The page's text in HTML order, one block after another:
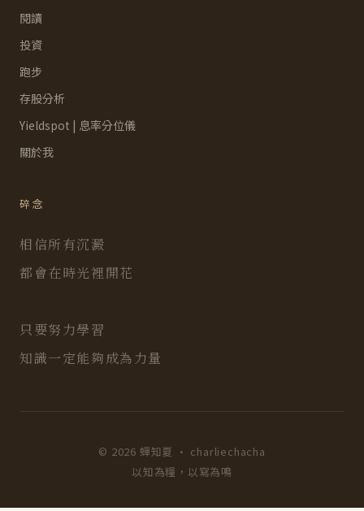
閱讀
投資
跑步
存股分析
Yieldspot | 息率分位儀
關於我
碎念
相信所有沉澱
都會在時光裡開花
只要努力學習
知識一定能夠成為力量
© 2026 蟬知夏 · charliechacha
以知為糧，以寫為鳴